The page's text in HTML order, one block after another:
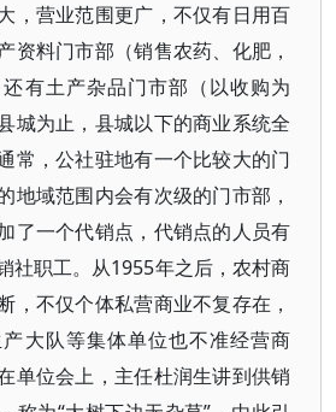
，营业范围更广，不仅有日用百
资料门市部（销售农药、化肥，
有土产杂品门市部（以收购为
城为止，县城以下的商业系统全
常，公社驻地有一个比较大的门
地域范围内会有次级的门市部，
了一个代销点，代销点的人员有
社职工。从1955年之后，农村商
，不仅个体私营商业不复存在，
大队等集体单位也不准经营商
单位会上，主任杜润生讲到供销